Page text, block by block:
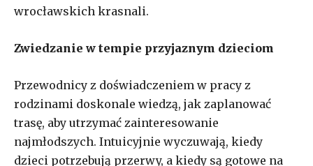
wrocławskich krasnali.
Zwiedzanie w tempie przyjaznym dzieciom
Przewodnicy z doświadczeniem w pracy z
rodzinami doskonale wiedzą, jak zaplanować
trasę, aby utrzymać zainteresowanie
najmłodszych. Intuicyjnie wyczuwają, kiedy
dzieci potrzebują przerwy, a kiedy są gotowe na